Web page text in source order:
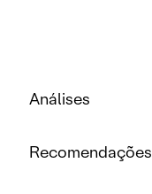
Análises
Recomendações